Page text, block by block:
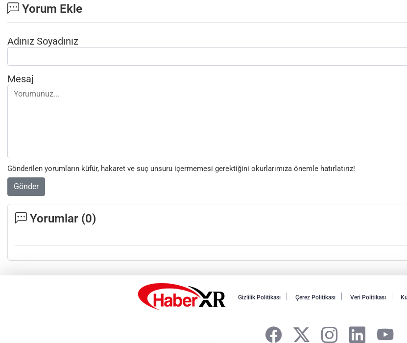
Yorum Ekle
Adınız Soyadınız
Mesaj
Gönderilen yorumların küfür, hakaret ve suç unsuru içermemesi gerektiğini okurlarımıza önemle hatırlatırız!
Gönder
Yorumlar (0)
Gizlilik Politikası Çerez Politikası Veri Politikası